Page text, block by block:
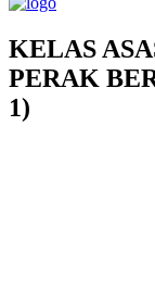
KELAS
PERAK
1)